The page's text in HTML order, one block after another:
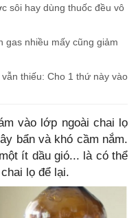
sôi hay dùng thuốc đều vô
gas nhiều mấy cũng giảm
thiếu: Cho 1 thứ này vào
vào lớp ngoài chai lọ
bẩn và khó cầm nắm.
ít dầu gió... là có thể
lọ để lại.